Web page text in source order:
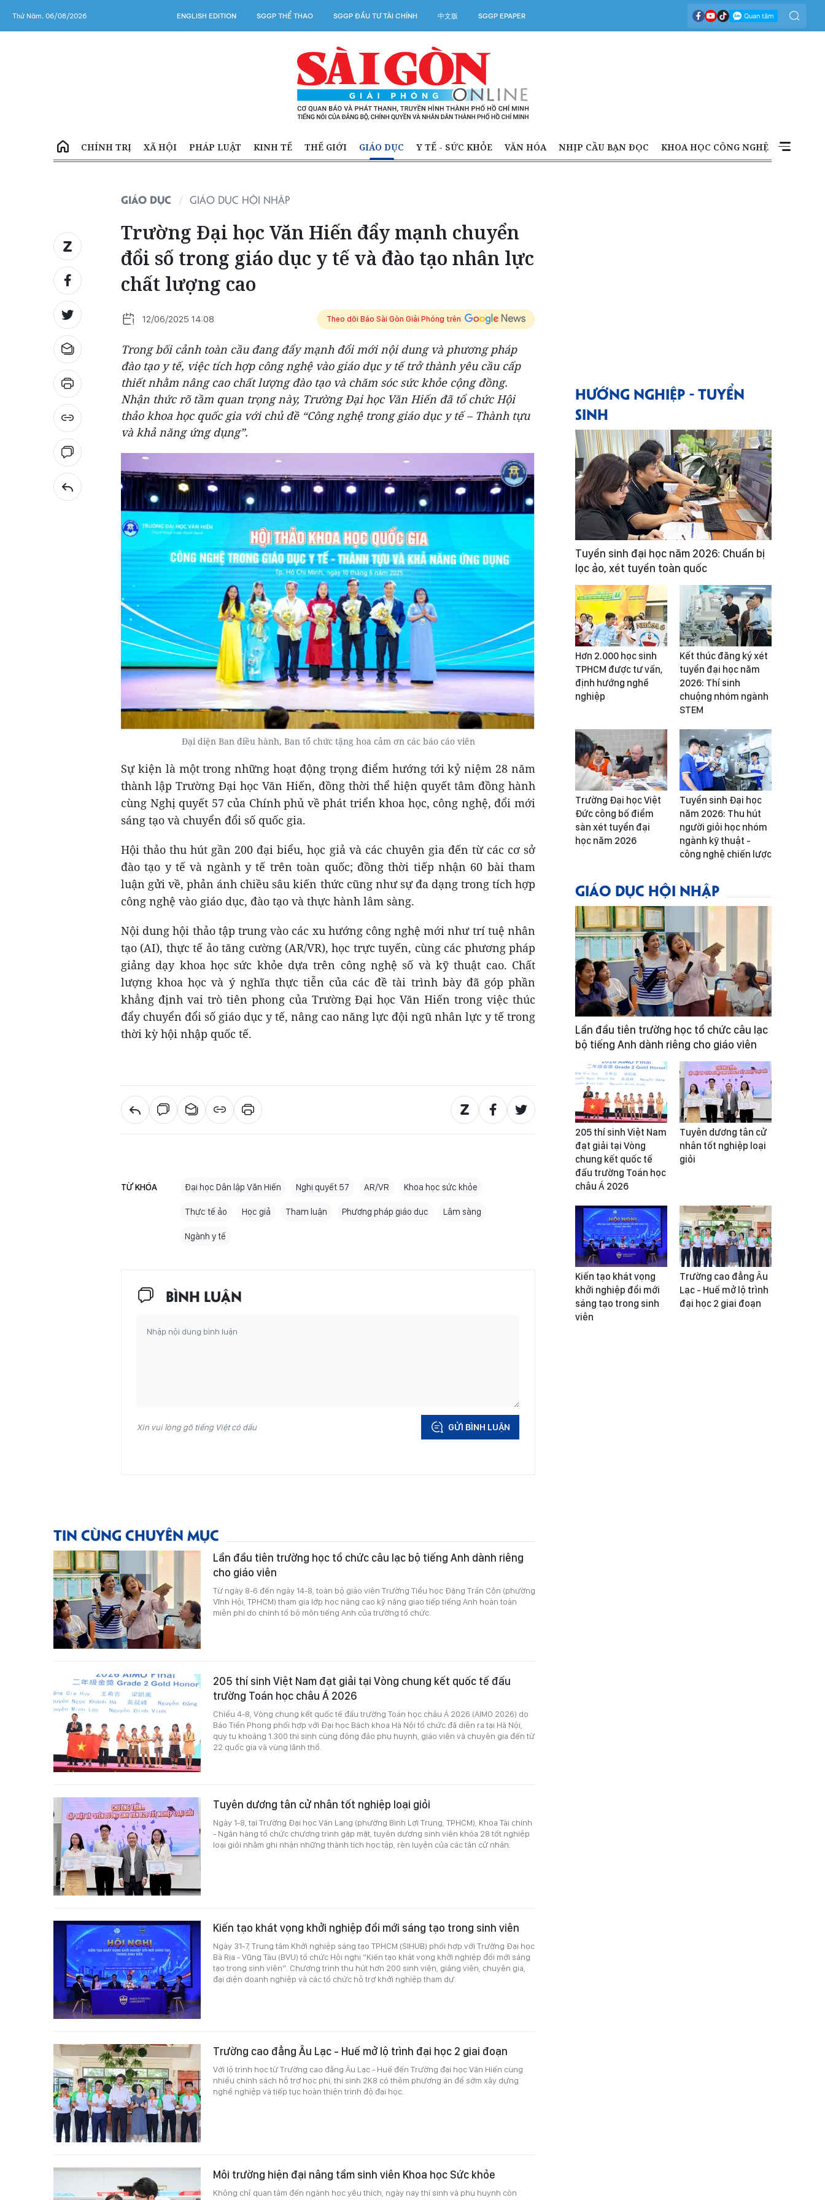
Thứ Năm, 06/08/2026 ENGLISH EDITION SGGP THỂ THAO SGGP ĐẦU TƯ TÀI CHÍNH 中文版 SGGP EPAPER
CHÍNH TRỊ XÃ HỘI PHÁP LUẬT KINH TẾ THẾ GIỚI GIÁO DỤC Y TẾ - SỨC KHỎE VĂN HÓA NHỊP CẦU BẠN ĐỌC KHOA HỌC CÔNG NGHỆ
GIÁO DỤC GIÁO DỤC HỘI NHẬP
Trường Đại học Văn Hiến đẩy mạnh chuyển
đổi số trong giáo dục y tế và đào tạo nhân lực
chất lượng cao
12/06/2025 14:08 Theo dõi Báo Sài Gòn Giải Phóng trên
Trong bối cảnh toàn cầu đang đẩy mạnh đổi mới nội dung và phương pháp
đào tạo y tế, việc tích hợp công nghệ vào giáo dục y tế trở thành yêu cầu cấp
thiết nhằm nâng cao chất lượng đào tạo và chăm sóc sức khỏe cộng đồng.
Nhận thức rõ tầm quan trọng này, Trường Đại học Văn Hiến đã tổ chức Hội
thảo khoa học quốc gia với chủ đề “Công nghệ trong giáo dục y tế – Thành tựu
và khả năng ứng dụng”.
Đại diện Ban điều hành, Ban tổ chức tặng hoa cảm ơn các báo cáo viên
Sự kiện là một trong những hoạt động trọng điểm hướng tới kỷ niệm 28 năm
thành lập Trường Đại học Văn Hiến, đồng thời thể hiện quyết tâm đồng hành
cùng Nghị quyết 57 của Chính phủ về phát triển khoa học, công nghệ, đổi mới
sáng tạo và chuyển đổi số quốc gia.
Hội thảo thu hút gần 200 đại biểu, học giả và các chuyên gia đến từ các cơ sở
đào tạo y tế và ngành y tế trên toàn quốc; đồng thời tiếp nhận 60 bài tham
luận gửi về, phản ánh chiều sâu kiến thức cũng như sự đa dạng trong tích hợp
công nghệ vào giáo dục, đào tạo và thực hành lâm sàng.
Nội dung hội thảo tập trung vào các xu hướng công nghệ mới như trí tuệ nhân
tạo (AI), thực tế ảo tăng cường (AR/VR), học trực tuyến, cùng các phương pháp
giảng dạy khoa học sức khỏe dựa trên công nghệ số và kỹ thuật cao. Chất
lượng khoa học và ý nghĩa thực tiễn của các đề tài trình bày đã góp phần
khẳng định vai trò tiên phong của Trường Đại học Văn Hiến trong việc thúc
đẩy chuyển đổi số giáo dục y tế, nâng cao năng lực đội ngũ nhân lực y tế trong
thời kỳ hội nhập quốc tế.
TỪ KHÓA Đại học Dân lập Văn Hiến Nghị quyết 57 AR/VR Khoa học sức khỏe
Thực tế ảo Học giả Tham luận Phương pháp giáo dục Lâm sàng
Ngành y tế
BÌNH LUẬN
Xin vui lòng gõ tiếng Việt có dấu GỬI BÌNH LUẬN
TIN CÙNG CHUYÊN MỤC
Lần đầu tiên trường học tổ chức câu lạc bộ tiếng Anh dành riêng
cho giáo viên
Từ ngày 8-6 đến ngày 14-8, toàn bộ giáo viên Trường Tiểu học Đặng Trần Côn (phường
Vĩnh Hội, TPHCM) tham gia lớp học nâng cao kỹ năng giao tiếp tiếng Anh hoàn toàn
miễn phí do chính tổ bộ môn tiếng Anh của trường tổ chức.
205 thí sinh Việt Nam đạt giải tại Vòng chung kết quốc tế đấu
trường Toán học châu Á 2026
Chiều 4-8, Vòng chung kết quốc tế đấu trường Toán học châu Á 2026 (AIMO 2026) do
Báo Tiền Phong phối hợp với Đại học Bách khoa Hà Nội tổ chức đã diễn ra tại Hà Nội,
quy tụ khoảng 1.300 thí sinh cùng đông đảo phụ huynh, giáo viên và chuyên gia đến từ
22 quốc gia và vùng lãnh thổ.
Tuyên dương tân cử nhân tốt nghiệp loại giỏi
Ngày 1-8, tại Trường Đại học Văn Lang (phường Bình Lợi Trung, TPHCM), Khoa Tài chính
- Ngân hàng tổ chức chương trình gặp mặt, tuyên dương sinh viên khóa 28 tốt nghiệp
loại giỏi nhằm ghi nhận những thành tích học tập, rèn luyện của các tân cử nhân.
Kiến tạo khát vọng khởi nghiệp đổi mới sáng tạo trong sinh viên
Ngày 31-7, Trung tâm Khởi nghiệp sáng tạo TPHCM (SIHUB) phối hợp với Trường Đại học
Bà Rịa - Vũng Tàu (BVU) tổ chức Hội nghị “Kiến tạo khát vọng khởi nghiệp đổi mới sáng
tạo trong sinh viên”. Chương trình thu hút hơn 200 sinh viên, giảng viên, chuyên gia,
đại diện doanh nghiệp và các tổ chức hỗ trợ khởi nghiệp tham dự.
Trường cao đẳng Âu Lạc - Huế mở lộ trình đại học 2 giai đoạn
Với lộ trình học từ Trường cao đẳng Âu Lạc - Huế đến Trường đại học Văn Hiến cùng
nhiều chính sách hỗ trợ học phí, thí sinh 2K8 có thêm phương án để sớm xây dựng
nghề nghiệp và tiếp tục hoàn thiện trình độ đại học.
Môi trường hiện đại nâng tầm sinh viên Khoa học Sức khỏe
Không chỉ quan tâm đến ngành học yêu thích, ngày nay thí sinh và phụ huynh còn
HƯỚNG NGHIỆP - TUYỂN
SINH
Tuyển sinh đại học năm 2026: Chuẩn bị
lọc ảo, xét tuyển toàn quốc
Hơn 2.000 học sinh
TPHCM được tư vấn,
định hướng nghề
nghiệp
Kết thúc đăng ký xét
tuyển đại học năm
2026: Thí sinh
chuộng nhóm ngành
STEM
Trường Đại học Việt
Đức công bố điểm
sàn xét tuyển đại
học năm 2026
Tuyển sinh Đại học
năm 2026: Thu hút
người giỏi học nhóm
ngành kỹ thuật -
công nghệ chiến lược
GIÁO DỤC HỘI NHẬP
Lần đầu tiên trường học tổ chức câu lạc
bộ tiếng Anh dành riêng cho giáo viên
205 thí sinh Việt Nam
đạt giải tại Vòng
chung kết quốc tế
đấu trường Toán học
châu Á 2026
Tuyên dương tân cử
nhân tốt nghiệp loại
giỏi
Kiến tạo khát vọng
khởi nghiệp đổi mới
sáng tạo trong sinh
viên
Trường cao đẳng Âu
Lạc - Huế mở lộ trình
đại học 2 giai đoạn